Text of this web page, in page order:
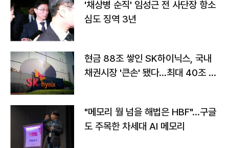
'채상병 순직' 임성근 전 사단장 항소
심도 징역 3년
현금 88조 쌓인 SK하이닉스, 국내
채권시장 '큰손' 됐다…최대 40조 투
"메모리 월 넘을 해법은 HBF"…구글
도 주목한 차세대 AI 메모리